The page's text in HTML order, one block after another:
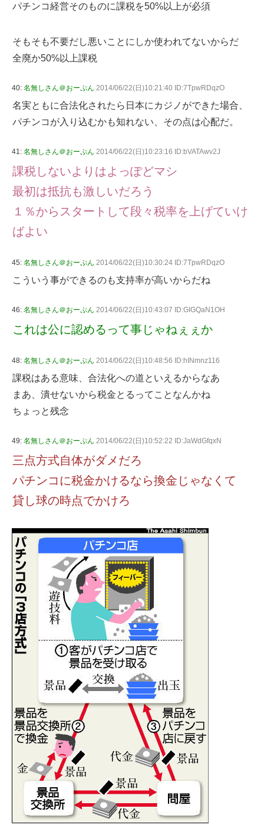
パチンコ経営そのものに課税を50%以上が必須
そもそも不要だし悪いことにしか使われてないからだ
全廃か50%以上課税
40: 名無しさん＠おーぷん 2014/06/22(日)10:21:40 ID:7TpwRDqzO
名実ともに合法化されたら日本にカジノができた場合、
パチンコが入り込むかも知れない、その点は心配だ。
41: 名無しさん＠おーぷん 2014/06/22(日)10:23:16 ID:bVATAwv2J
課税しないよりはよっぽどマシ
最初は抵抗も激しいだろう
１％からスタートして段々税率を上げていけ
ばよい
45: 名無しさん＠おーぷん 2014/06/22(日)10:30:24 ID:7TpwRDqzO
こういう事ができるのも支持率が高いからだね
46: 名無しさん＠おーぷん 2014/06/22(日)10:43:07 ID:GIGQaN1OH
これは公に認めるって事じゃねぇぇか
48: 名無しさん＠おーぷん 2014/06/22(日)10:48:56 ID:hINmnz116
課税はある意味、合法化への道といえるからなあ
まあ、潰せないから税金とるってことなんかね
ちょっと残念
49: 名無しさん＠おーぷん 2014/06/22(日)10:52:22 ID:JaWdGfqxN
三点方式自体がダメだろ
パチンコに税金かけるなら換金じゃなくて
貸し球の時点でかけろ